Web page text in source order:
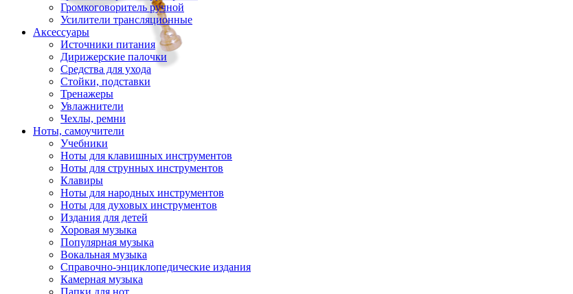
Громкоговоритель ручной
Усилители трансляционные
Аксессуары
Источники питания
Дирижерские палочки
Средства для ухода
Стойки, подставки
Тренажеры
Увлажнители
Чехлы, ремни
Ноты, самоучители
Учебники
Ноты для клавишных инструментов
Ноты для струнных инструментов
Клавиры
Ноты для народных инструментов
Ноты для духовых инструментов
Издания для детей
Хоровая музыка
Популярная музыка
Вокальная музыка
Справочно-энциклопедические издания
Камерная музыка
Папки для нот